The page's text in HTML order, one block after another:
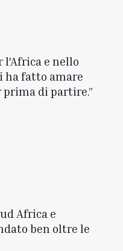
l'Africa e nello
ha fatto amare
prima di partire.
Africa e
ben oltre le